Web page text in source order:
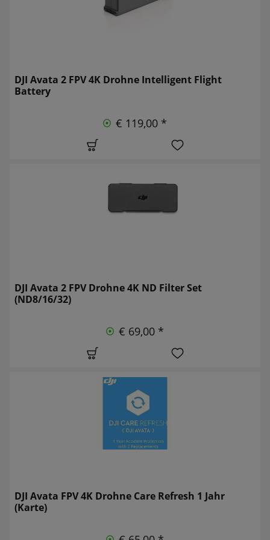
DJI Avata 2 FPV 4K Drohne Intelligent Flight
Battery
€ 119,00 *
DJI Avata 2 FPV Drohne 4K ND Filter Set
(ND8/16/32)
€ 69,00 *
DJI Avata FPV 4K Drohne Care Refresh 1 Jahr
(Karte)